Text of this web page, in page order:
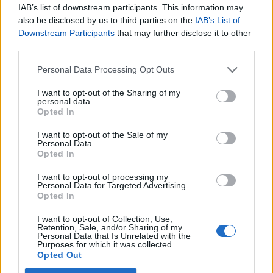
IAB’s list of downstream participants. This information may
also be disclosed by us to third parties on the IAB’s List of
Downstream Participants that may further disclose it to other
Personal Data Processing Opt Outs
I want to opt-out of the Sharing of my
personal data.
Opted In
I want to opt-out of the Sale of my
Personal Data.
Opted In
I want to opt-out of processing my
Personal Data for Targeted Advertising.
Opted In
I want to opt-out of Collection, Use,
Retention, Sale, and/or Sharing of my
Personal Data that Is Unrelated with the
Purposes for which it was collected.
Opted Out